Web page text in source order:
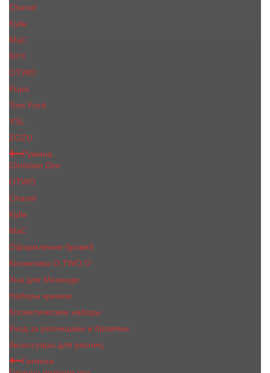
Chanel
Kylie
MaC
NYX
OTWO
Pupa
Tom Ford
YSL
ZOZU
Румяна
Christian Dior
OTWO
Сhanеl
Kylie
MaC
Оформление бровей
Косметика O.TWO.O
Хна для Мехенди
Наборы кремов
Косметические наборы
Уход за ресницами и бровями
Аксессуары для ресниц
Гигиена